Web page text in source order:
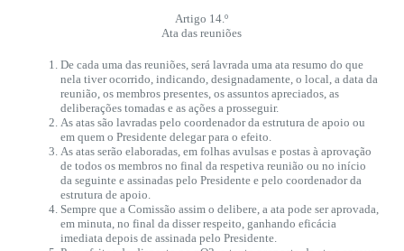
Artigo 14.º
Ata das reuniões
De cada uma das reuniões, será lavrada uma ata resumo do que
nela tiver ocorrido, indicando, designadamente, o local, a data da
reunião, os membros presentes, os assuntos apreciados, as
deliberações tomadas e as ações a prosseguir.
As atas são lavradas pelo coordenador da estrutura de apoio ou
em quem o Presidente delegar para o efeito.
As atas serão elaboradas, em folhas avulsas e postas à aprovação
de todos os membros no final da respetiva reunião ou no início
da seguinte e assinadas pelo Presidente e pelo coordenador da
estrutura de apoio.
Sempre que a Comissão assim o delibere, a ata pode ser aprovada,
em minuta, no final da disser respeito, ganhando eficácia
imediata depois de assinada pelo Presidente.